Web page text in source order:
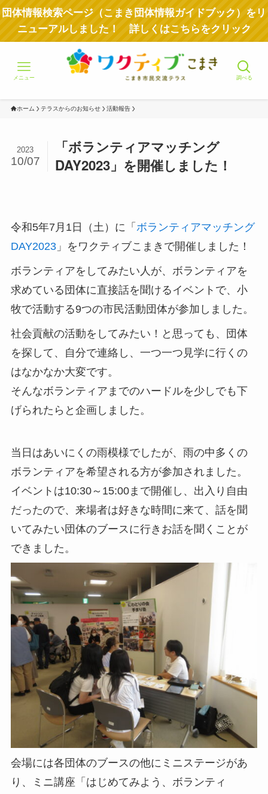
団体情報検索ページ（こまき団体情報ガイドブック）をリ
ニューアルしました！ 詳しくはこちらをクリック
調べる
メニュー
ホーム テラスからのお知らせ 活動報告
「ボランティアマッチング
DAY2023」を開催しました！
2023
10/07
令和5年7月1日（土）に「 ボランティアマッチング
DAY2023」をワクティブこまきで開催しました！
ボランティアをしてみたい人が、ボランティアを
求めている団体に直接話を聞けるイベントで、小
牧で活動する9つの市民活動団体が参加しました。
社会貢献の活動をしてみたい！と思っても、団体
を探して、自分で連絡し、一つ一つ見学に行くの
はなかなか大変です。
そんなボランティアまでのハードルを少しでも下
げられたらと企画しました。
当日はあいにくの雨模様でしたが、雨の中多くの
ボランティアを希望される方が参加されました。
イベントは10:30～15:00まで開催し、出入り自由
だったので、来場者は好きな時間に来て、話を聞
いてみたい団体のブースに行きお話を聞くことが
できました。
会場には各団体のブースの他にミニステージがあ
り、ミニ講座「はじめてみよう、ボランティ